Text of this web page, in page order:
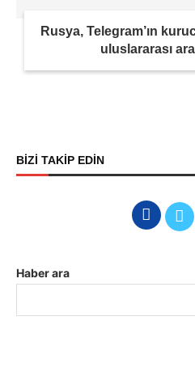
Rusya, Telegram’ın
uluslararası
BİZİ TAKİP EDİN
Haber ara